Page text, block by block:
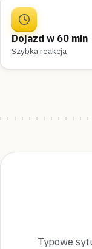
Dojazd w 60 min
Szybka reakcja
Typowe